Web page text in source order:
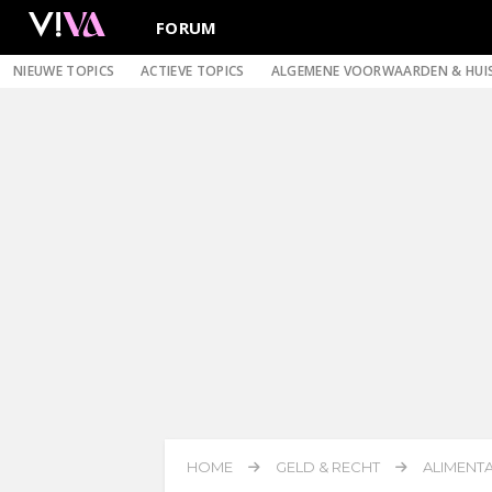
FORUM
NIEUWE TOPICS ACTIEVE TOPICS ALGEMENE VOORWAARDEN &
HOME GELD & RECHT